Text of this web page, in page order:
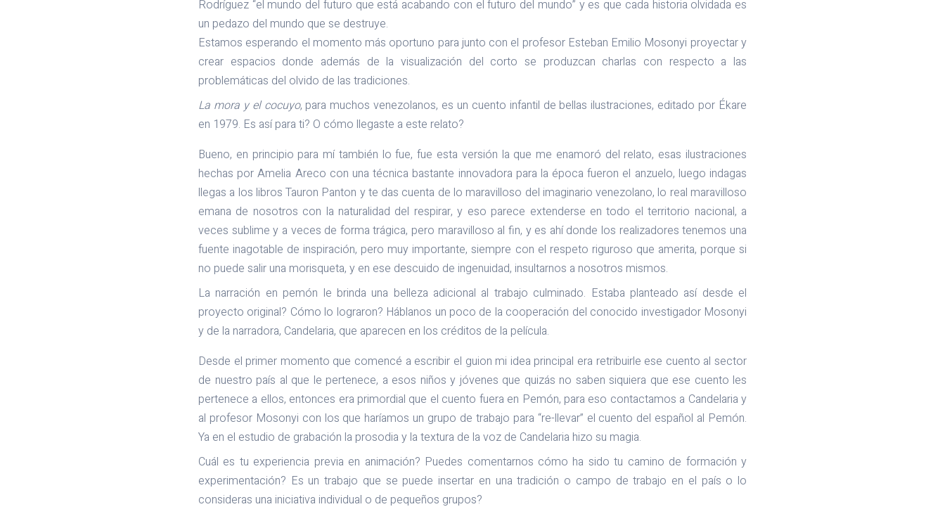
Rodríguez “el mundo del futuro que está acabando con el futuro del mundo” y es que cada historia olvidada es
un pedazo del mundo que se destruye.
Estamos esperando el momento más oportuno para junto con el profesor Esteban Emilio Mosonyi proyectar y
crear espacios donde además de la visualización del corto se produzcan charlas con respecto a las
problemáticas del olvido de las tradiciones.
La mora y el cocuyo, para muchos venezolanos, es un cuento infantil de bellas ilustraciones, editado por Ékare
en 1979. Es así para ti? O cómo llegaste a este relato?
Bueno, en principio para mí también lo fue, fue esta versión la que me enamoró del relato, esas ilustraciones
hechas por Amelia Areco con una técnica bastante innovadora para la época fueron el anzuelo, luego indagas
llegas a los libros Tauron Panton y te das cuenta de lo maravilloso del imaginario venezolano, lo real maravilloso
emana de nosotros con la naturalidad del respirar, y eso parece extenderse en todo el territorio nacional, a
veces sublime y a veces de forma trágica, pero maravilloso al fin, y es ahí donde los realizadores tenemos una
fuente inagotable de inspiración, pero muy importante, siempre con el respeto riguroso que amerita, porque si
no puede salir una morisqueta, y en ese descuido de ingenuidad, insultarnos a nosotros mismos.
La narración en pemón le brinda una belleza adicional al trabajo culminado. Estaba planteado así desde el
proyecto original? Cómo lo lograron? Háblanos un poco de la cooperación del conocido investigador Mosonyi
y de la narradora, Candelaria, que aparecen en los créditos de la película.
Desde el primer momento que comencé a escribir el guion mi idea principal era retribuirle ese cuento al sector
de nuestro país al que le pertenece, a esos niños y jóvenes que quizás no saben siquiera que ese cuento les
pertenece a ellos, entonces era primordial que el cuento fuera en Pemón, para eso contactamos a Candelaria y
al profesor Mosonyi con los que haríamos un grupo de trabajo para “re-llevar” el cuento del español al Pemón.
Ya en el estudio de grabación la prosodia y la textura de la voz de Candelaria hizo su magia.
Cuál es tu experiencia previa en animación? Puedes comentarnos cómo ha sido tu camino de formación y
experimentación? Es un trabajo que se puede insertar en una tradición o campo de trabajo en el país o lo
consideras una iniciativa individual o de pequeños grupos?